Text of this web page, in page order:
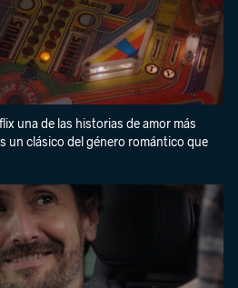
una de las historias de amor más
un clásico del género romántico que